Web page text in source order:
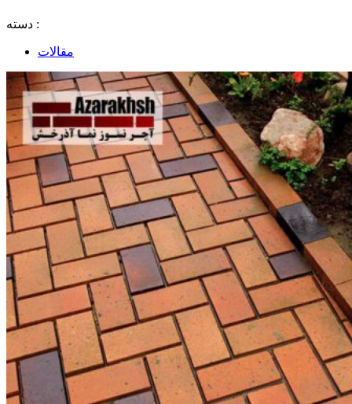
دسته :
مقالات